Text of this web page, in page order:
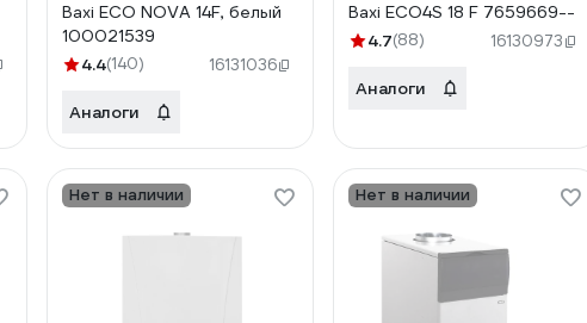
Baxi ECO NOVA 14F, белый
100021539
4.4(140) 16131036
Аналоги
Baxi ECO4S 18 F 7659669--
4.7(88) 16130973
Аналоги
Нет в наличии Нет в наличии